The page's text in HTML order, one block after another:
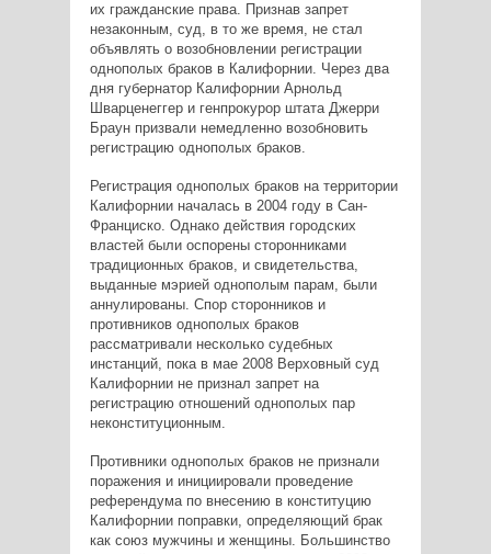
их гражданские права. Признав запрет
незаконным, суд, в то же время, не стал
объявлять о возобновлении регистрации
однополых браков в Калифорнии. Через два
дня губернатор Калифорнии Арнольд
Шварценеггер и генпрокурор штата Джерри
Браун призвали немедленно возобновить
регистрацию однополых браков.
Регистрация однополых браков на территории
Калифорнии началась в 2004 году в Сан-
Франциско. Однако действия городских
властей были оспорены сторонниками
традиционных браков, и свидетельства,
выданные мэрией однополым парам, были
аннулированы. Спор сторонников и
противников однополых браков
рассматривали несколько судебных
инстанций, пока в мае 2008 Верховный суд
Калифорнии не признал запрет на
регистрацию отношений однополых пар
неконституционным.
Противники однополых браков не признали
поражения и инициировали проведение
референдума по внесению в конституцию
Калифорнии поправки, определяющий брак
как союз мужчины и женщины. Большинство